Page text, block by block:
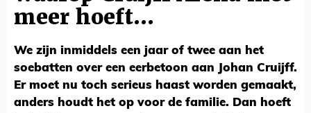
meer hoeft...
We zijn inmiddels een jaar of twee aan het
soebatten over een eerbetoon aan Johan Cruijff.
Er moet nu toch serieus haast worden gemaakt,
anders houdt het op voor de familie. Dan hoeft